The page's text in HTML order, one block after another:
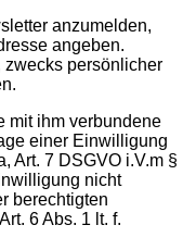
anzumelden,
angeben.
persönlicher
mit ihm verbundene
einer Einwilligung
Art. 7 DSGVO i.V.m §
nicht
berechtigten
6 Abs. 1 lt. f.